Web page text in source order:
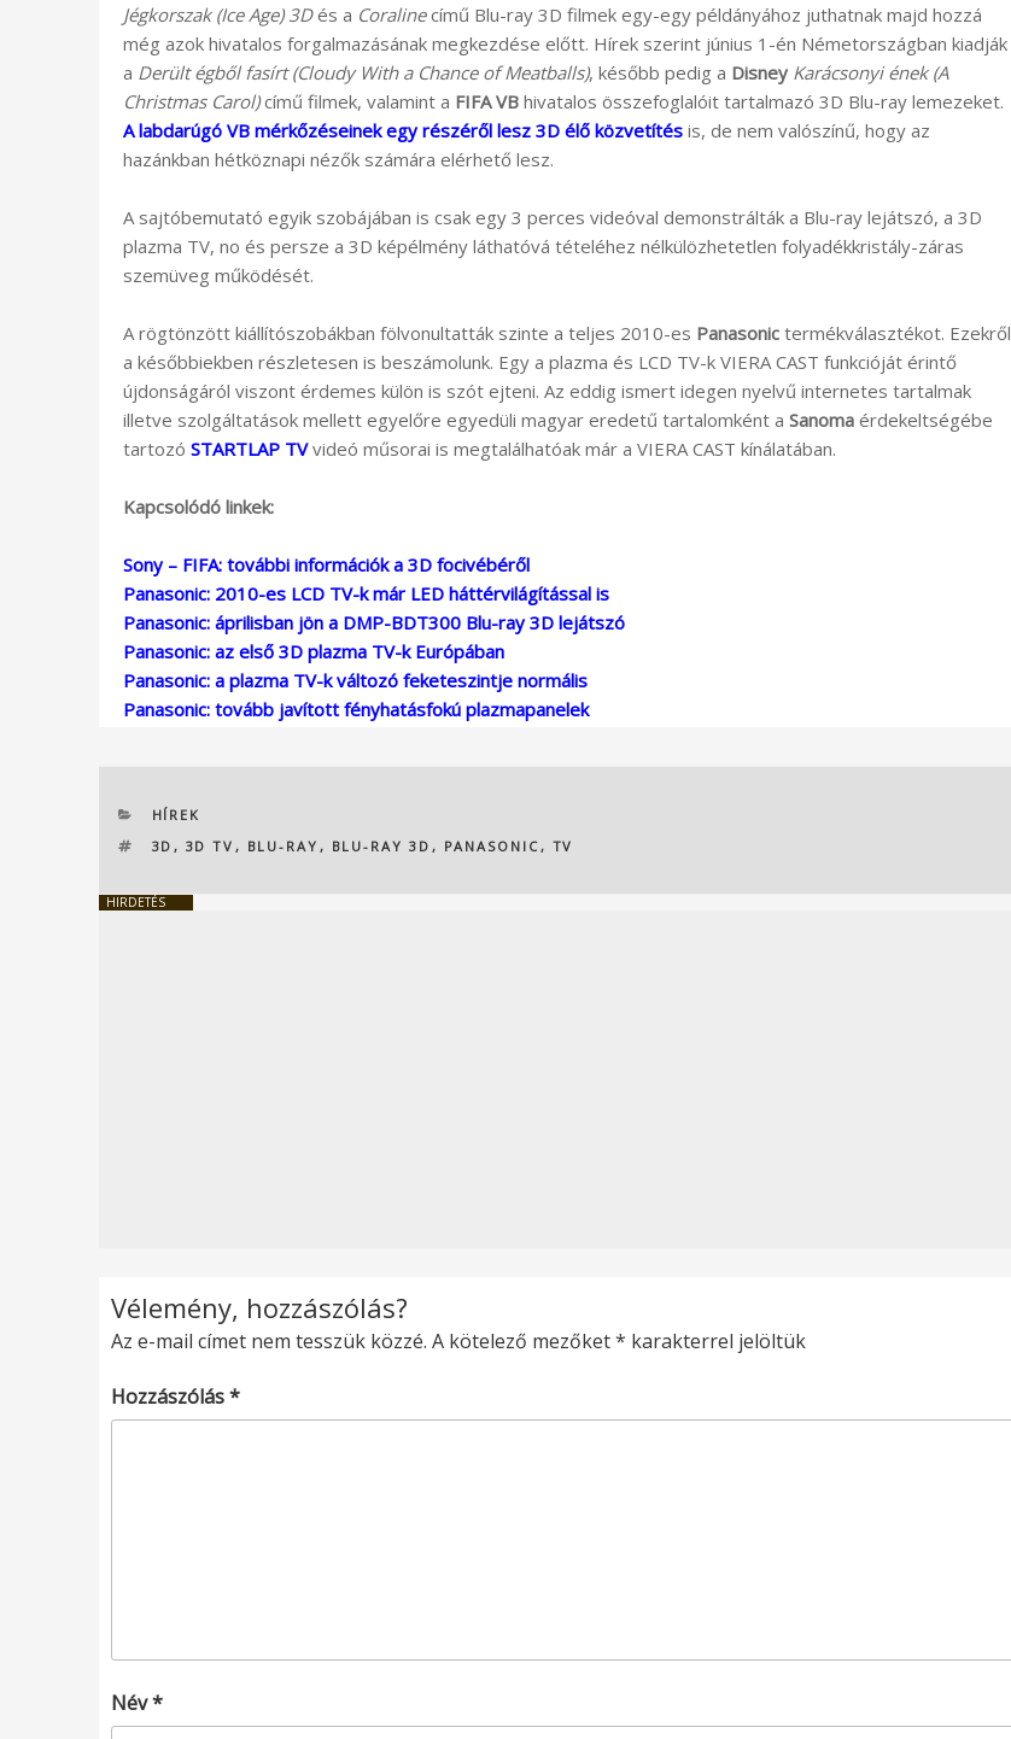
Jégkorszak (Ice Age) 3Dés a Coralinecímű Blu-ray 3D filmek egy-egy példányához juthatnak majd hozzá
még azok hivatalos forgalmazásának megkezdése előtt. Hírek szerint június 1-én Németországban kiadják
a Derült égből fasírt (Cloudy With a Chance of Meatballs), később pedig a Disney Karácsonyi ének (A
Christmas Carol)című filmek, valamint a FIFA VB hivatalos összefoglalóit tartalmazó 3D Blu-ray lemezeket.
A labdarúgó VB mérkőzéseinek egy részéről lesz 3D élő közvetítés is, de nem valószínű, hogy az
hazánkban hétköznapi nézők számára elérhető lesz.
A sajtóbemutató egyik szobájában is csak egy 3 perces videóval demonstrálták a Blu-ray lejátszó, a 3D
plazma TV, no és persze a 3D képélmény láthatóvá tételéhez nélkülözhetetlen folyadékkristály-záras
szemüveg működését.
A rögtönzött kiállítószobákban fölvonultatták szinte a teljes 2010-es Panasonic termékválasztékot. Ezekről
a későbbiekben részletesen is beszámolunk. Egy a plazma és LCD TV-k VIERA CAST funkcióját érintő
újdonságáról viszont érdemes külön is szót ejteni. Az eddig ismert idegen nyelvű internetes tartalmak
illetve szolgáltatások mellett egyelőre egyedüli magyar eredetű tartalomként a Sanoma érdekeltségébe
tartozó STARTLAP TVvideó műsorai is megtalálhatóak már a VIERA CAST kínálatában.
Kapcsolódó linkek:
Sony – FIFA: további információk a 3D focivébéről
Panasonic: 2010-es LCD TV-k már LED háttérvilágítással is
Panasonic: áprilisban jön a DMP-BDT300 Blu-ray 3D lejátszó
Panasonic: az első 3D plazma TV-k Európában
Panasonic: a plazma TV-k változó feketeszintje normális
Panasonic: tovább javított fényhatásfokú plazmapanelek
KATEGÓRIÁK
HÍREK
CÍMKÉK
3D , 3D TV , BLU-RAY , BLU-RAY 3D , PANASONIC , TV
HIRDETÉS
Vélemény, hozzászólás?
Az e-mail címet nem tesszük közzé. A kötelező mezőket* karakterrel jelöltük
Hozzászólás*
Név*